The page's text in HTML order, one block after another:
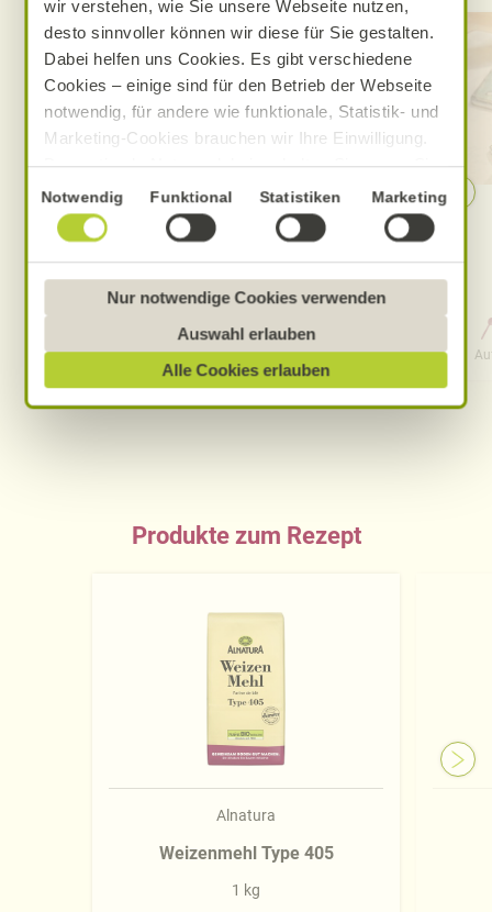
wir verstehen, wie Sie unsere Webseite nutzen,
desto sinnvoller können wir diese für Sie gestalten.
Dabei helfen uns Cookies. Es gibt verschiedene
Cookies – einige sind für den Betrieb der Webseite
notwendig, für andere wie funktionale, Statistik- und
Marketing-Cookies brauchen wir Ihre Einwilligung.
Das optimale Nutzererlebnis erhalten Sie, wenn Sie
„Alle Cookies erlauben“ anklicken. Ihre Einwilligung
umfasst in diesem Fall auch den Einsatz von
Dienstleistern in Drittländern, die kein mit der EU
Sofern personenbezogene Daten dorthin übermittelt
werden, besteht das Risiko, dass diese erfasst und
analysiert werden und Betroffenenrechte nicht
durchgesetzt werden könnten. Sie können jederzeit
Ihre Einwilligung zur Datenverarbeitung und
Näheres über uns erfahren Sie in unserem
Einwilligungsauswahl
Notwendig Funktional Statistiken Marketing
Alle Cookies erlauben
Auswahl erlauben
Nur notwendige Cookies verwenden
Sommerliche Fusilli-Bowl mit
Garnelen
Aufwand
12 Std. 30 Min.
Gesamtzeit
Produkte zum Rezept
Alnatura
Weizenmehl Type 405
1 kg